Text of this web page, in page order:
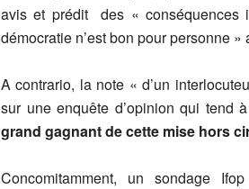
avis et prédit des «
démocratie n’est bon pour personne »
A contrario, la note « d’un
sur une enquête d’opinion qui tend
grand gagnant de cette mise hors
Concomitamment, un sondage